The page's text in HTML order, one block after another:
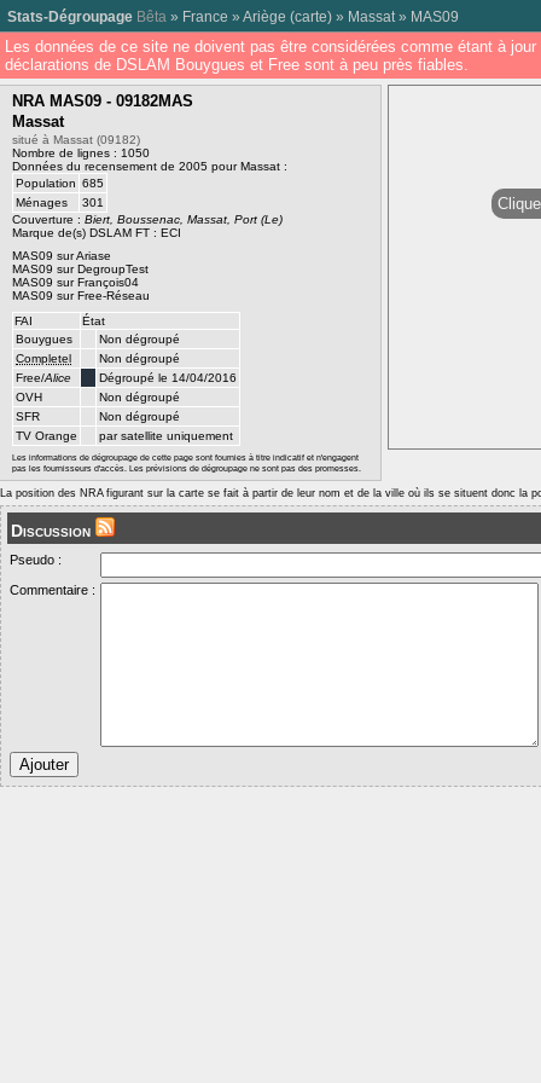
Stats-Dégroupage Bêta » France » Ariège (carte) » Massat » MAS09
Les données de ce site ne doivent pas être considérées comme étant à
déclarations de DSLAM Bouygues et Free sont à peu près fiables.
NRA MAS09 - 09182MAS
Massat
situé à Massat (09182)
Nombre de lignes : 1050
Données du recensement de 2005 pour Massat :
Population 685
Ménages
301
Couverture : Biert, Boussenac, Massat, Port (Le)
Marque de(s) DSLAM FT : ECI
MAS09 sur Ariase
MAS09 sur DegroupTest
MAS09 sur François04
MAS09 sur Free-Réseau
FAI
État
Bouygues
Non dégroupé
Completel
Non dégroupé
Free/Alice
Dégroupé le 14/04/2016
OVH
Non dégroupé
SFR
Non dégroupé
TV Orange
par satellite uniquement
Les informations de dégroupage de cette page sont fournies à titre indicatif et n'engagent
pas les fournisseurs d'accès. Les prévisions de dégroupage ne sont pas des promesses.
La position des NRA figurant sur la carte se fait à partir de leur nom et de la ville où ils se situent donc la
Discussion
Pseudo :
Commentaire :